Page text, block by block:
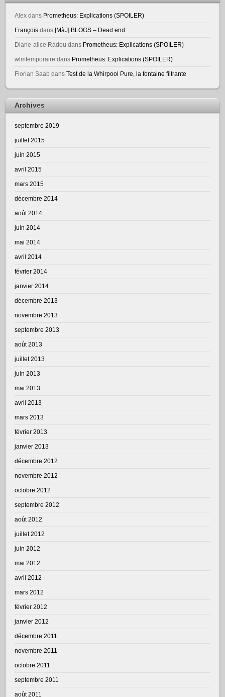
Alex dans Prometheus: Explications (SPOILER)
François dans [MàJ] BLOGS – Dead end
Diane-alice Radou dans Prometheus: Explications (SPOILER)
wlmtemporaire dans Prometheus: Explications (SPOILER)
Florian Saab dansTest de la Whirpool Pure, la fontaine filtrante
Archives
septembre 2019
juillet 2015
juin 2015
avril 2015
mars 2015
décembre 2014
août 2014
juin 2014
mai 2014
avril 2014
février 2014
janvier 2014
décembre 2013
novembre 2013
septembre 2013
août 2013
juillet 2013
juin 2013
mai 2013
avril 2013
mars 2013
février 2013
janvier 2013
décembre 2012
novembre 2012
octobre 2012
septembre 2012
août 2012
juillet 2012
juin 2012
mai 2012
avril 2012
mars 2012
février 2012
janvier 2012
décembre 2011
novembre 2011
octobre 2011
septembre 2011
août 2011